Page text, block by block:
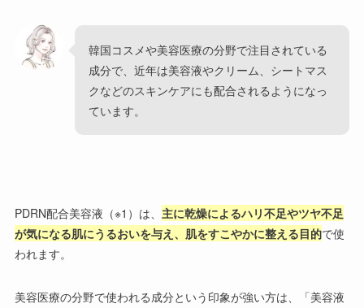
韓国コスメや美容医療の分野で注目されている
成分で、近年は美容液やクリーム、シートマス
クなどのスキンケアにも配合されるようになっ
ています。
PDRN配合美容液（※1）は、 主に乾燥によるハリ不足やツヤ不足
が気になる肌にうるおいを与え、肌をすこやかに整える目的で使
われます。
美容医療の分野で使われる成分という印象が強い方は、「美容液